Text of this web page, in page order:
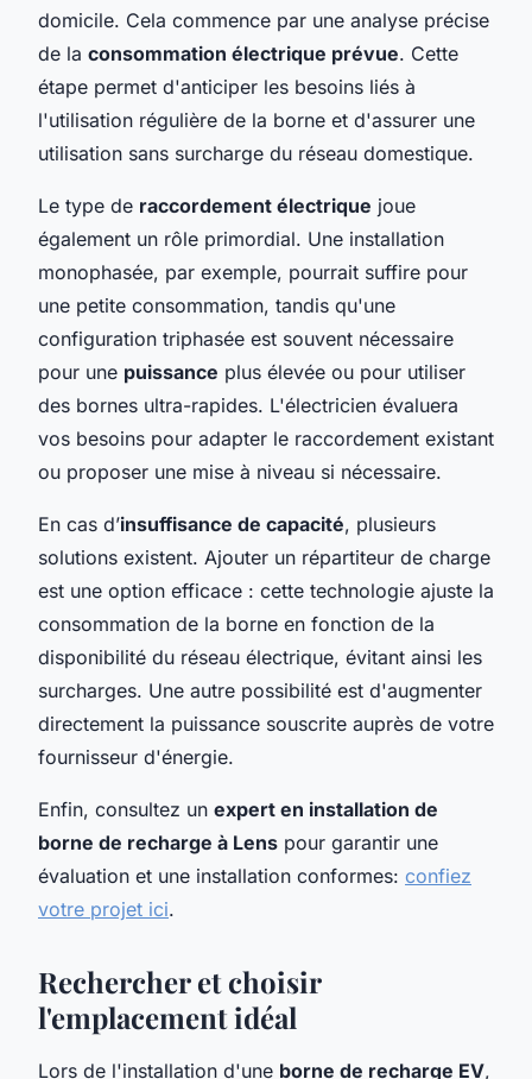
domicile. Cela commence par une analyse précise
de la consommation électrique prévue. Cette
étape permet d'anticiper les besoins liés à
l'utilisation régulière de la borne et d'assurer une
utilisation sans surcharge du réseau domestique.
Le type de raccordement électrique joue
également un rôle primordial. Une installation
monophasée, par exemple, pourrait suffire pour
une petite consommation, tandis qu'une
configuration triphasée est souvent nécessaire
pour une puissance plus élevée ou pour utiliser
des bornes ultra-rapides. L'électricien évaluera
vos besoins pour adapter le raccordement existant
ou proposer une mise à niveau si nécessaire.
En cas d’insuffisance de capacité, plusieurs
solutions existent. Ajouter un répartiteur de charge
est une option efficace : cette technologie ajuste la
consommation de la borne en fonction de la
disponibilité du réseau électrique, évitant ainsi les
surcharges. Une autre possibilité est d'augmenter
directement la puissance souscrite auprès de votre
fournisseur d'énergie.
Enfin, consultez un expert en installation de
borne de recharge à Lens pour garantir une
évaluation et une installation conformes: confiez
votre projet ici.
Rechercher et choisir
l'emplacement idéal
Lors de l'installation d'une borne de recharge EV,